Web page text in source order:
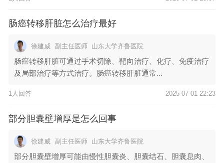
肠癌转移肝脏怎么治疗最好
徐建威 副主任医师 山东大学齐鲁医院
肠癌转移肝脏可通过手术切除、靶向治疗、化疗、免疫治疗
及局部治疗等方式治疗。肠癌转移肝脏通常...
1人回答 2025-07-01 22:23
部分胆囊壁增厚是怎么回事
徐建威 副主任医师 山东大学齐鲁医院
部分胆囊壁增厚可能由慢性胆囊炎、胆囊结石、胆囊息肉、